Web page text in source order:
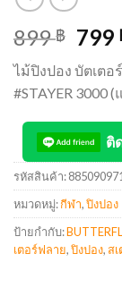
899฿ 799
ไม้ปิงปอง บัตเตอ
#STAYER 3000
ติ
รหัสสินค้า:
หมวดหมู่:กีฬา,ปิงปอง
ป้ายกำกับ:
เตอร์ฟลาย,ปิงปอง,สเ